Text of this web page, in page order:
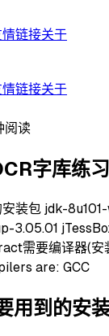
情链接关于
情链接关于
阅读
字库练习
安装包 jdk-
需要编译器(安
are: GCC
用到的安